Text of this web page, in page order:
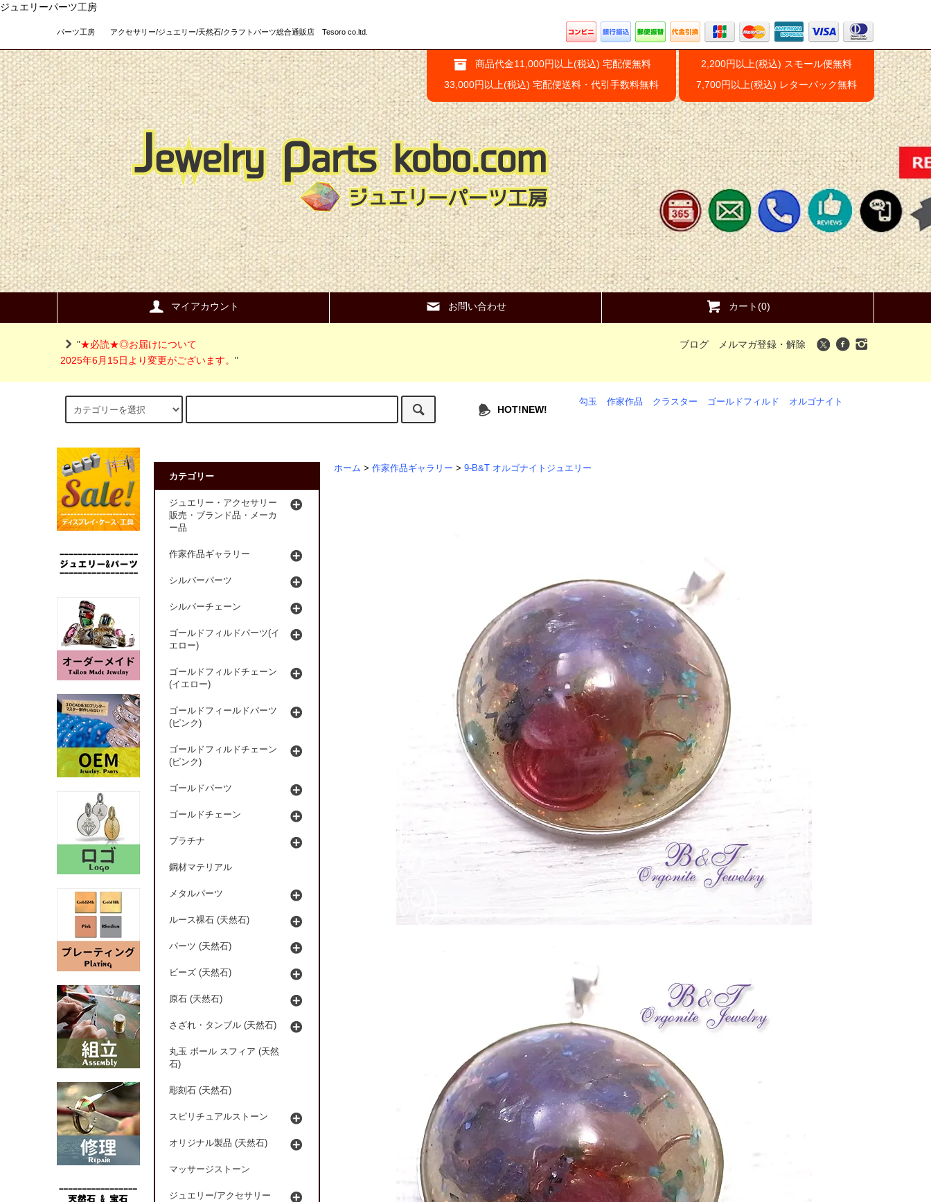
ジュエリーパーツ工房
パーツ工房 アクセサリー/ジュエリー/天然石/クラフトパーツ総合通販店 Tesoro co.ltd.
商品代金11,000円以上(税込) 宅配便無料
33,000円以上(税込) 宅配便送料・代引手数料無料
2,200円以上(税込) スモール便無料
7,700円以上(税込) レターパック無料
マイアカウント お問い合わせ カート(0)
"★必読★◎お届けについて
2025年6月15日より変更がございます。 "
ブログ メルマガ登録・解除
HOT!NEW!
勾玉 作家作品 クラスター ゴールドフィルド オルゴナイト
ホーム > 作家作品ギャラリー > 9-B&T オルゴナイトジュエリー
カテゴリー
ジュエリー・アクセサリー
販売・ブランド品・メーカ
ー品
作家作品ギャラリー
シルバーパーツ
シルバーチェーン
ゴールドフィルドパーツ(イ
エロー)
ゴールドフィルドチェーン
(イエロー)
ゴールドフィールドパーツ
(ピンク)
ゴールドフィルドチェーン
(ピンク)
ゴールドパーツ
ゴールドチェーン
プラチナ
鋼材マテリアル
メタルパーツ
ルース裸石 (天然石)
パーツ (天然石)
ビーズ (天然石)
原石 (天然石)
さざれ・タンブル (天然石)
丸玉 ボール スフィア (天然
石)
彫刻石 (天然石)
スピリチュアルストーン
オリジナル製品 (天然石)
マッサージストーン
ジュエリー/アクセサリー